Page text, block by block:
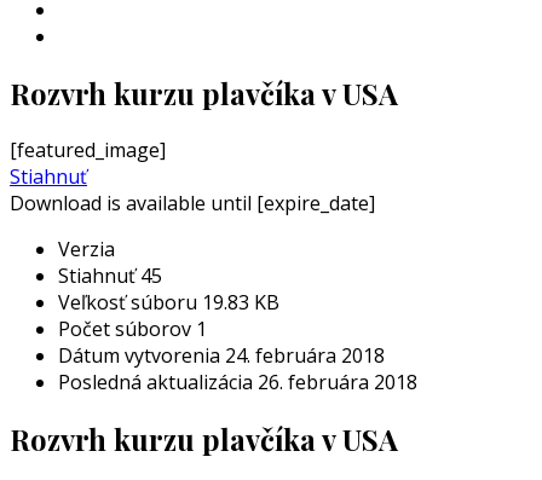
Rozvrh kurzu plavčíka v USA
[featured_image]
Stiahnuť
Download is available until [expire_date]
Verzia
Stiahnuť45
Veľkosť súboru 19.83 KB
Počet súborov 1
Dátum vytvorenia 24. februára 2018
Posledná aktualizácia 26. februára 2018
Rozvrh kurzu plavčíka v USA